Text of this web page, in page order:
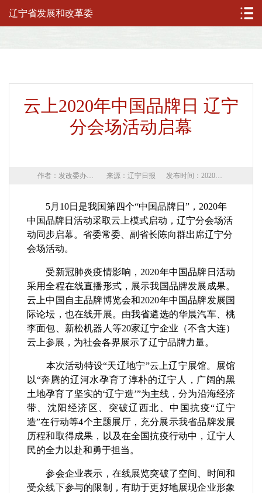
辽宁省发展和改革委
云上2020年中国品牌日 辽宁
分会场活动启幕
作者：发改委办公室审核员 来源：辽宁日报 发布时间：2020年05月11日
5月 10日是我国第四个“中国品牌日 ” ， 2020年
中国品牌日活动采取云上模式启动，辽宁分会场活
动同步启幕。省委常委、副省长陈向群出席辽宁分
会场活动。
受新冠肺炎疫情影响， 2020年中国品牌日活动
采用全程在线直播形式，展示我国品牌发展成果。
云上中国自主品牌博览会和2020年中国品牌发展国
际论坛，也在线开展。由我省遴选的华晨汽车、桃
李面包、新松机器人等20家辽宁企业（不含大连）
云上参展，为社会各界展示了辽宁品牌力量。
本次活动特设“天辽地宁”云上辽宁展馆。展馆
以“奔腾的辽河水孕育了淳朴的辽宁人，广阔的黑
土地孕育了坚实的‘辽宁造’”为主线，分为沿海经济
带、沈阳经济区、突破辽西北、中国抗疫“辽宁
造”在行动等4个主题展厅，充分展示我省品牌发展
历程和取得成果，以及在全国抗疫行动中，辽宁人
民的全力以赴和勇于担当。
参会企业表示，在线展览突破了空间、时间和
受众线下参与的限制，有助于更好地展现企业形象